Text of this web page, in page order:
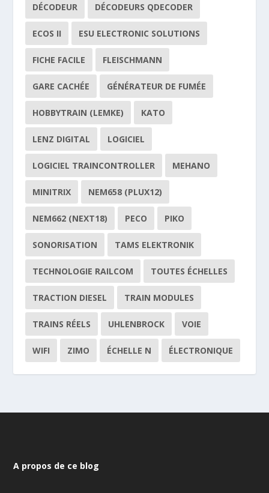
DÉCODEUR DÉCODEURS QDECODER
ECOS II ESU ELECTRONIC SOLUTIONS
FICHE FACILE FLEISCHMANN
GARE CACHÉE GÉNÉRATEUR DE FUMÉE
HOBBYTRAIN (LEMKE) KATO
LENZ DIGITAL LOGICIEL
LOGICIEL TRAINCONTROLLER MEHANO
MINITRIX NEM658 (PLUX12)
NEM662 (NEXT18) PECO PIKO
SONORISATION TAMS ELEKTRONIK
TECHNOLOGIE RAILCOM TOUTES ÉCHELLES
TRACTION DIESEL TRAIN MODULES
TRAINS RÉELS UHLENBROCK VOIE
WIFI ZIMO ÉCHELLE N ÉLECTRONIQUE
A propos de ce blog